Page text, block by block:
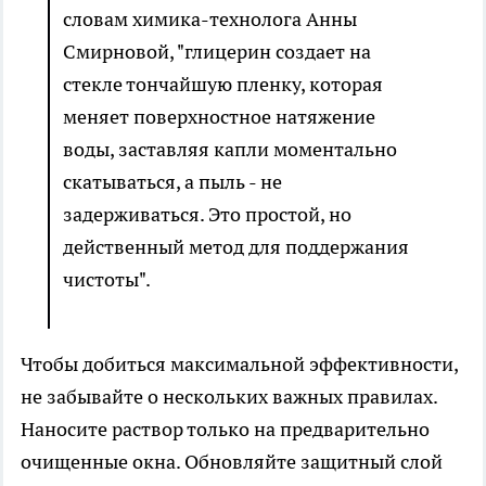
словам химика-технолога Анны
Смирновой, "глицерин создает на
стекле тончайшую пленку, которая
меняет поверхностное натяжение
воды, заставляя капли моментально
скатываться, а пыль - не
задерживаться. Это простой, но
действенный метод для поддержания
чистоты".
Чтобы добиться максимальной эффективности,
не забывайте о нескольких важных правилах.
Наносите раствор только на предварительно
очищенные окна. Обновляйте защитный слой